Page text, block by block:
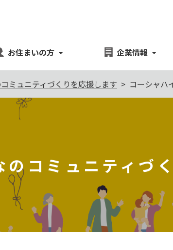
お住まいの方 企業情報
ミュニティづくりを応援します コーシャハ
のコミュニティづ